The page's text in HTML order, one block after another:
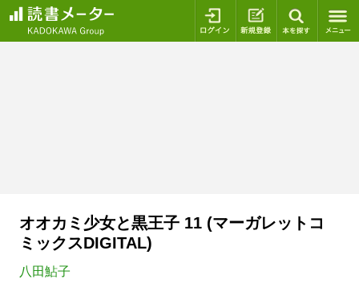
ログイン 新規登録
オオカミ少女と黒王子 11 (マーガレットコ
ミックスDIGITAL)
八田鮎子